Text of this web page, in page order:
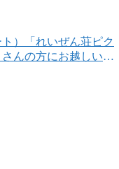
）「れいぜん荘ピク
んの方にお越しいた